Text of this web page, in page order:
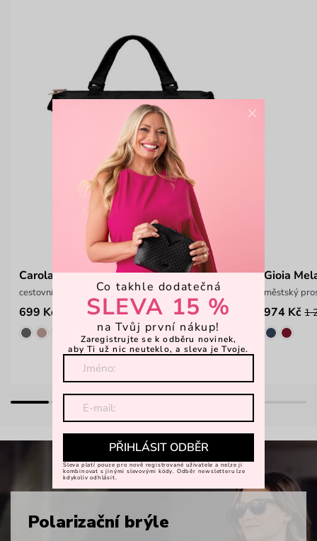
Carola Black
cestovní taška z odolného materiálu
699 Kč 999 Kč
Gioia
městský
974 Kč 1
Polarizační brýle
×
Co takhle dodatečná
SLEVA 15 %
na Tvůj první nákup!
Zaregistrujte se k odběru novinek,
aby Ti už nic neuteklo, a sleva je Tvoje.
PŘIHLÁSIT ODBĚR
Sleva platí pouze pro nově registrované uživatele a nelze ji
kombinovat s jinými slevovými kódy. Odběr newsletteru lze
kdykoliv odhlásit.